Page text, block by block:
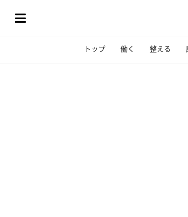
トップ 働く 整える